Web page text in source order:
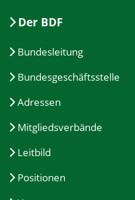
Der BDF
Bundesleitung
Bundesgeschäftsstelle
Adressen
Mitgliedsverbände
Leitbild
Positionen